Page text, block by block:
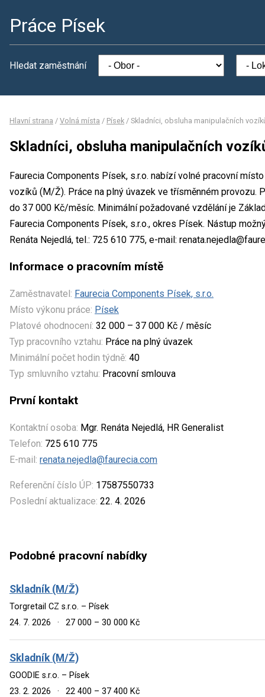
Práce Písek
Hledat zaměstnání
Hlavní strana / Volná místa / Písek / Skladníci, obsluha manipulačních
Skladníci, obsluha manipulačních
Faurecia Components Písek, s.r.o. nabízí volné pracovní
vozíků (M/Ž). Práce na plný úvazek ve třísměnném provozu.
do 37 000 Kč/měsíc. Minimální požadované vzdělání je
Faurecia Components Písek, s.r.o., okres Písek. Nástup
Renáta Nejedlá, tel.: 725 610 775, e-mail:
Informace o pracovním místě
Zaměstnavatel: Faurecia Components Písek, s.r.o.
Místo výkonu práce: Písek
Platové ohodnocení: 32 000 – 37 000 Kč / měsíc
Typ pracovního vztahu: Práce na plný úvazek
Minimální počet hodin týdně: 40
Typ smluvního vztahu: Pracovní smlouva
První kontakt
Kontaktní osoba: Mgr. Renáta Nejedlá, HR Generalist
Telefon: 725 610 775
E-mail: renata.nejedla@faurecia.com
Referenční číslo ÚP: 17587550733
Poslední aktualizace: 22. 4. 2026
Podobné pracovní nabídky
Skladník (M/Ž)
Torgretail CZ s.r.o. – Písek
24. 7. 2026
· 27 000 – 30 000 Kč
Skladník (M/Ž)
GOODIE s.r.o. – Písek
23. 2. 2026
· 22 400 – 37 400 Kč